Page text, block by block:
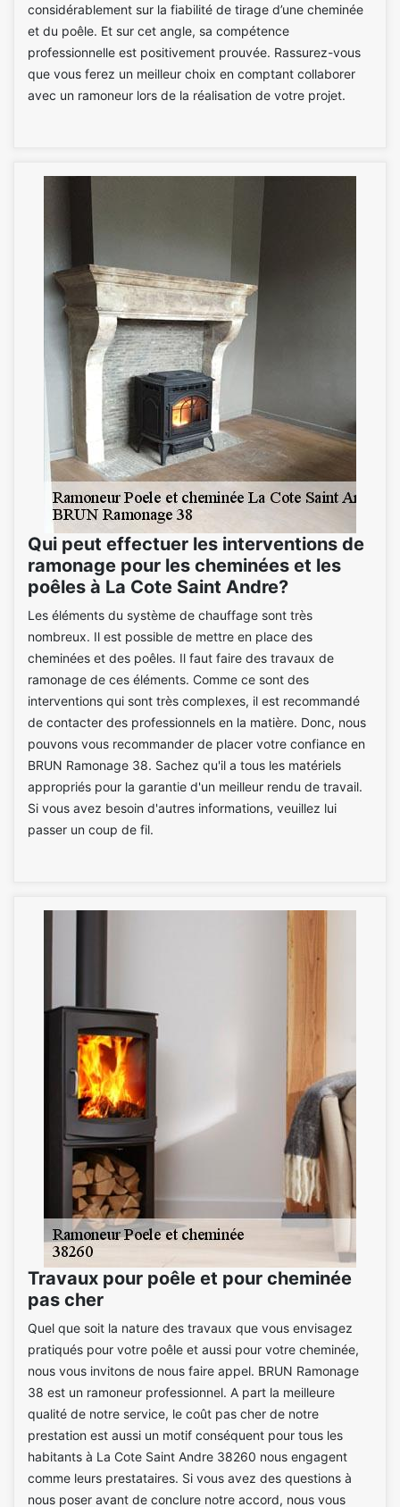
considérablement sur la fiabilité de tirage d’une cheminée
et du poêle. Et sur cet angle, sa compétence
professionnelle est positivement prouvée. Rassurez-vous
que vous ferez un meilleur choix en comptant collaborer
avec un ramoneur lors de la réalisation de votre projet.
Qui peut effectuer les interventions de
ramonage pour les cheminées et les
poêles à La Cote Saint Andre?
Les éléments du système de chauffage sont très
nombreux. Il est possible de mettre en place des
cheminées et des poêles. Il faut faire des travaux de
ramonage de ces éléments. Comme ce sont des
interventions qui sont très complexes, il est recommandé
de contacter des professionnels en la matière. Donc, nous
pouvons vous recommander de placer votre confiance en
BRUN Ramonage 38. Sachez qu'il a tous les matériels
appropriés pour la garantie d'un meilleur rendu de travail.
Si vous avez besoin d'autres informations, veuillez lui
passer un coup de fil.
Travaux pour poêle et pour cheminée
pas cher
Quel que soit la nature des travaux que vous envisagez
pratiqués pour votre poêle et aussi pour votre cheminée,
nous vous invitons de nous faire appel. BRUN Ramonage
38 est un ramoneur professionnel. A part la meilleure
qualité de notre service, le coût pas cher de notre
prestation est aussi un motif conséquent pour tous les
habitants à La Cote Saint Andre 38260 nous engagent
comme leurs prestataires. Si vous avez des questions à
nous poser avant de conclure notre accord, nous vous